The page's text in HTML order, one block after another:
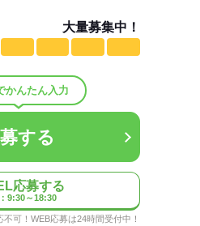
ますする
大量募集中！
かんたん入力
する
応募する
9:30～18:30
可！WEB応募は24時間受付中！